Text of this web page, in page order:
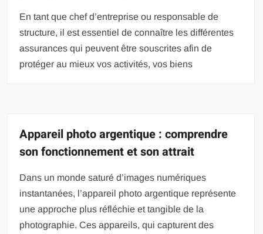
En tant que chef d’entreprise ou responsable de
structure, il est essentiel de connaître les différentes
assurances qui peuvent être souscrites afin de
protéger au mieux vos activités, vos biens
Appareil photo argentique : comprendre
son fonctionnement et son attrait
Dans un monde saturé d’images numériques
instantanées, l’appareil photo argentique représente
une approche plus réfléchie et tangible de la
photographie. Ces appareils, qui capturent des